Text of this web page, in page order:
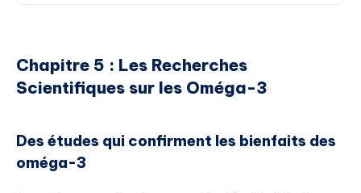
Chapitre 5 : Les Recherches
Scientifiques sur les Oméga-3
Des études qui confirment les bienfaits des
oméga-3